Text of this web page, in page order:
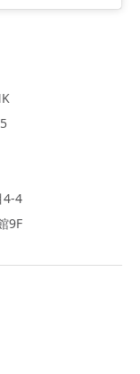
4-4
9F